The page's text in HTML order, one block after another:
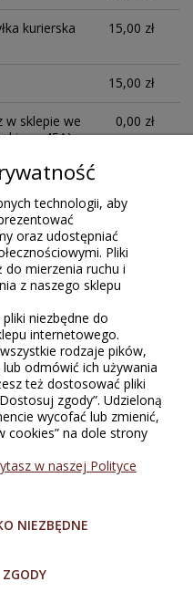
kurierska
15,00 zł
15,00 zł
w sklepie we
45A)
0,00 zł
którzy kupili lub
recenzję. Ocena podana w
ocen. Po moderacji
i negatywne opinie.
technologii, aby
oraz udostępniać
Pliki
mierzenia ruchu i
z naszego sklepu
niezbędne do
internetowego.
rodzaje pików,
odmówić ich używania
też dostosować pliki
zgody”. Udzieloną
wycofać lub zmienić,
cookies” na dole strony
w naszej Polityce
NIEZBĘDNE